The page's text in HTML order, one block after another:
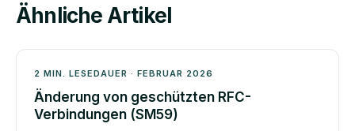
Ähnliche Artikel
Beratung
2 MIN. LESEDAUER · FEBRUAR 2026
Änderung von geschützten RFC-
Verbindungen (SM59)